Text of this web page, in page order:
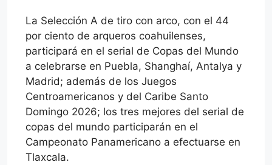
La Selección A de tiro con arco, con el 44
por ciento de arqueros coahuilenses,
participará en el serial de Copas del Mundo
a celebrarse en Puebla, Shanghaí, Antalya y
Madrid; además de los Juegos
Centroamericanos y del Caribe Santo
Domingo 2026; los tres mejores del serial de
copas del mundo participarán en el
Campeonato Panamericano a efectuarse en
Tlaxcala.